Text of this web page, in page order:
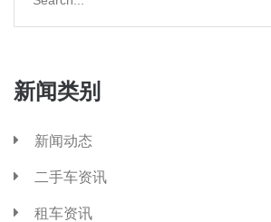
新闻类别
新闻动态
二手车资讯
租车资讯